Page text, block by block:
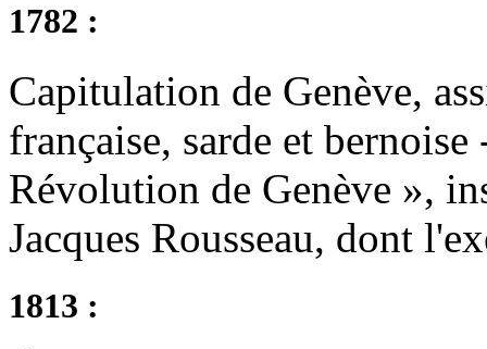
1782 :
Capitulation de Genève,
française, sarde et
Révolution de Genève »,
Jacques Rousseau, dont
1813 :